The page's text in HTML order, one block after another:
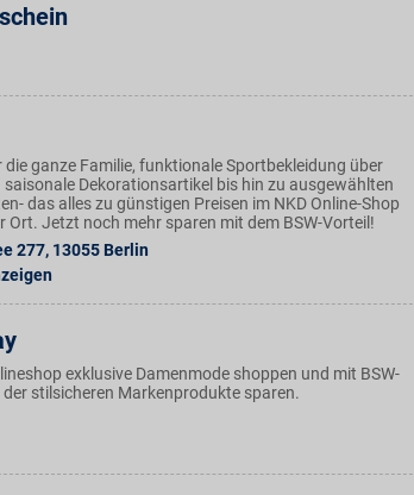
die ganze Familie, funktionale Sportbekleidung über
saisonale Dekorationsartikel bis hin zu ausgewählten
das alles zu günstigen Preisen im NKD Online-Shop
Ort. Jetzt noch mehr sparen mit dem BSW-Vorteil!
277, 13055 Berlin
exklusive Damenmode shoppen und mit BSW-
stilsicheren Markenprodukte sparen.